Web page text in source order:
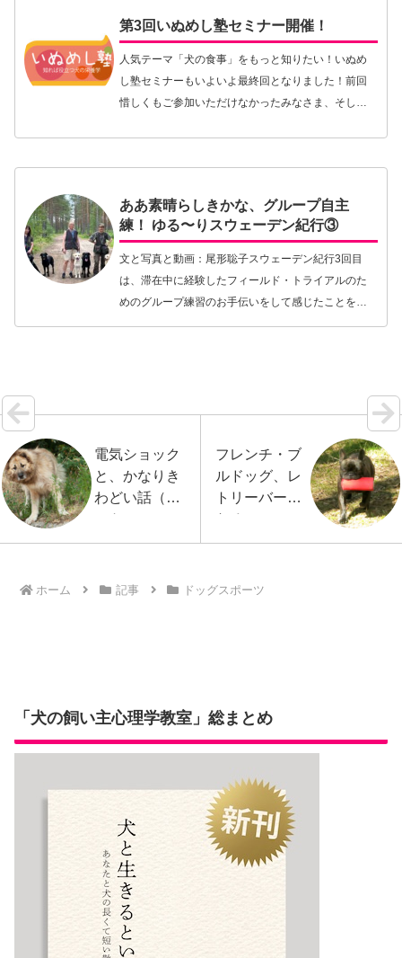
第3回いぬめし塾セミナー開催！
人気テーマ「犬の食事」をもっと知りたい！いぬめ
し塾セミナーもいよいよ最終回となりました！前回
惜しくもご参加いただけなかったみなさま、そして
て開催い…【続きを読む】
ああ素晴らしきかな、グループ自主
練！ ゆる〜りスウェーデン紀行③
文と写真と動画：尾形聡子スウェーデン紀行3回目
は、滞在中に経験したフィールド・トライアルのた
めのグループ練習のお手伝いをして感じたことをお
伝えしたい。日本でフィールド・トライアルという
電気ショック
と、かなりき
わどい話（犬
のトレーニン
グ）
フレンチ・ブ
ルドッグ、レ
トリーバーに
なる！
ホーム 記事 ドッグスポーツ
「犬の飼い主心理学教室」総まとめ